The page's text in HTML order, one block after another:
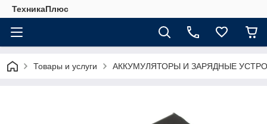
ТехникаПлюс
Товары и услуги АККУМУЛЯТОРЫ И ЗАРЯДНЫЕ